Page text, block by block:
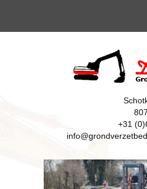
+31